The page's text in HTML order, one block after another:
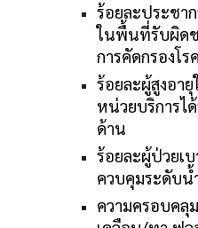
ร้อยละประชา
ในพื้นที่รับผิด
การคัดกรองโร
ร้อยละผู้สูงอา
หน่วยบริการไ
ด้าน
ร้อยละผู้ป่วยเ
ควบคุมระดับน้
ความครอบคลุ